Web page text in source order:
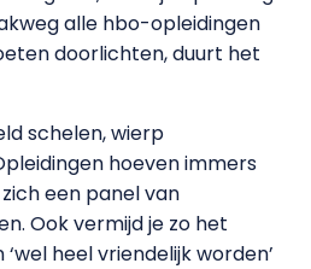
alle hbo-opleidingen
doorlichten, duurt het
schelen, wierp
hoeven immers
een panel van
Ook vermijd je zo het
heel vriendelijk worden’